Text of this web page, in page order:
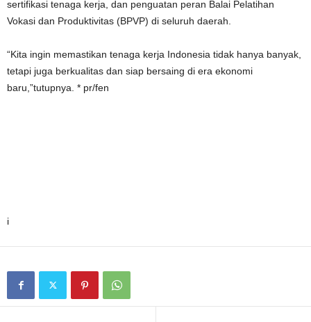
sertifikasi tenaga kerja, dan penguatan peran Balai Pelatihan
Vokasi dan Produktivitas (BPVP) di seluruh daerah.
“Kita ingin memastikan tenaga kerja Indonesia tidak hanya banyak,
tetapi juga berkualitas dan siap bersaing di era ekonomi
baru,”tutupnya. * pr/fen
i